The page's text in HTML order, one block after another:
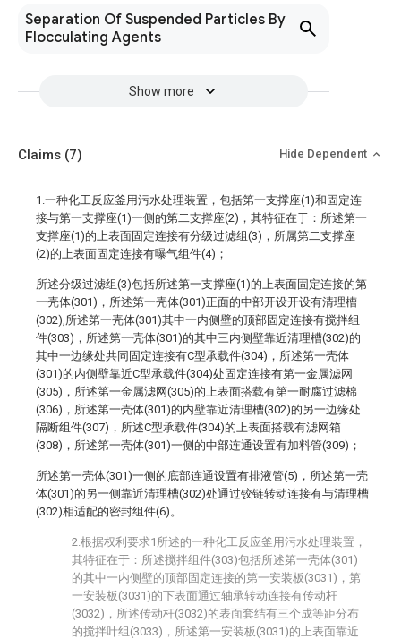
Separation Of Suspended Particles By
Flocculating Agents
Show more
Claims (7) Hide Dependent
1.一种化工反应釜用污水处理装置，包括第一支撑座(1)和固定连
接与第一支撑座(1)一侧的第二支撑座(2)，其特征在于：所述第一
支撑座(1)的上表面固定连接有分级过滤组(3)，所属第二支撑座
(2)的上表面固定连接有曝气组件(4)；
所述分级过滤组(3)包括所述第一支撑座(1)的上表面固定连接的第
一壳体(301)，所述第一壳体(301)正面的中部开设开设有清理槽
(302),所述第一壳体(301)其中一内侧壁的顶部固定连接有搅拌组
件(303)，所述第一壳体(301)的其中三内侧壁靠近清理槽(302)的
其中一边缘处共同固定连接有C型承载件(304)，所述第一壳体
(301)的内侧壁靠近C型承载件(304)处固定连接有第一金属滤网
(305)，所述第一金属滤网(305)的上表面搭载有第一耐腐过滤棉
(306)，所述第一壳体(301)的内壁靠近清理槽(302)的另一边缘处
隔断组件(307)，所述C型承载件(304)的上表面搭载有滤网箱
(308)，所述第一壳体(301)一侧的中部连通设置有加料管(309)；
所述第一壳体(301)一侧的底部连通设置有排液管(5)，所述第一壳
体(301)的另一侧靠近清理槽(302)处通过铰链转动连接有与清理槽
(302)相适配的密封组件(6)。
2.根据权利要求1所述的一种化工反应釜用污水处理装置，
其特征在于：所述搅拌组件(303)包括所述第一壳体(301)
的其中一内侧壁的顶部固定连接的第一安装板(3031)，第
一安装板(3031)的下表面通过轴承转动连接有传动杆
(3032)，所述传动杆(3032)的表面套结有三个成等距分布
的搅拌叶组(3033)，所述第一安装板(3031)的上表面靠近